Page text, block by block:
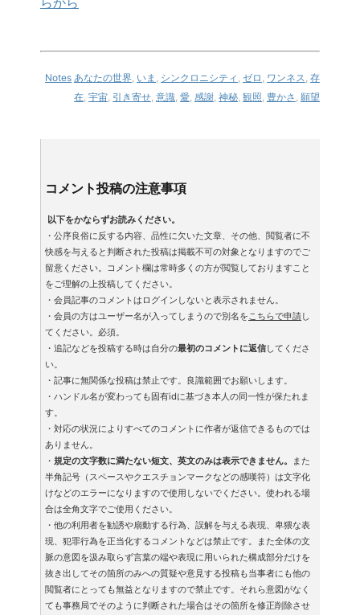
Notes あなたの世界, いま , シンクロニシティ , ゼロ , ワンネス, 存
在, 宇宙, 引き寄せ, 意識, 愛, 感謝, 神秘, 観照, 豊かさ , 願望
コメント投稿の注意事項
以下をかならずお読みください。
・公序良俗に反する内容、品性に欠いた文章、その他、閲覧者に不
快感を与えると判断された投稿は掲載不可の対象となりますのでご
留意ください。コメント欄は常時多くの方が閲覧しておりますこと
をご理解の上投稿してください。
・会員記事のコメントはログインしないと表示されません。
・会員の方はユーザー名が入ってしまうので別名をこちらで申請し
てください。必須。
・追記などを投稿する時は自分の最初のコメントに返信してくださ
い。
・記事に無関係な投稿は禁止です。良識範囲でお願いします。
・ハンドル名が変わっても固有idに基づき本人の同一性が保たれま
す。
・対応の状況によりすべてのコメントに作者が返信できるものでは
ありません。
・ 規定の文字数に満たない短文、英文のみは表示できません。
また
半角記号（スペースやクエスチョンマークなどの感嘆符）は文字化
けなどのエラーになりますので使用しないでください。使われる場
合は全角文字でご使用ください。
・他の利用者を勧誘や扇動する行為、誤解を与える表現、卑猥な表
現、犯罪行為を正当化するコメントなどは禁止です。また全体の文
脈の意図を汲み取らず言葉の端や表現に用いられた構成部分だけを
抜き出してその箇所のみへの質疑や意見する投稿も当事者にも他の
閲覧者にとっても無益となりますので禁止です。それら意図がなく
ても事務局でそのように判断された場合はその箇所を修正削除させ